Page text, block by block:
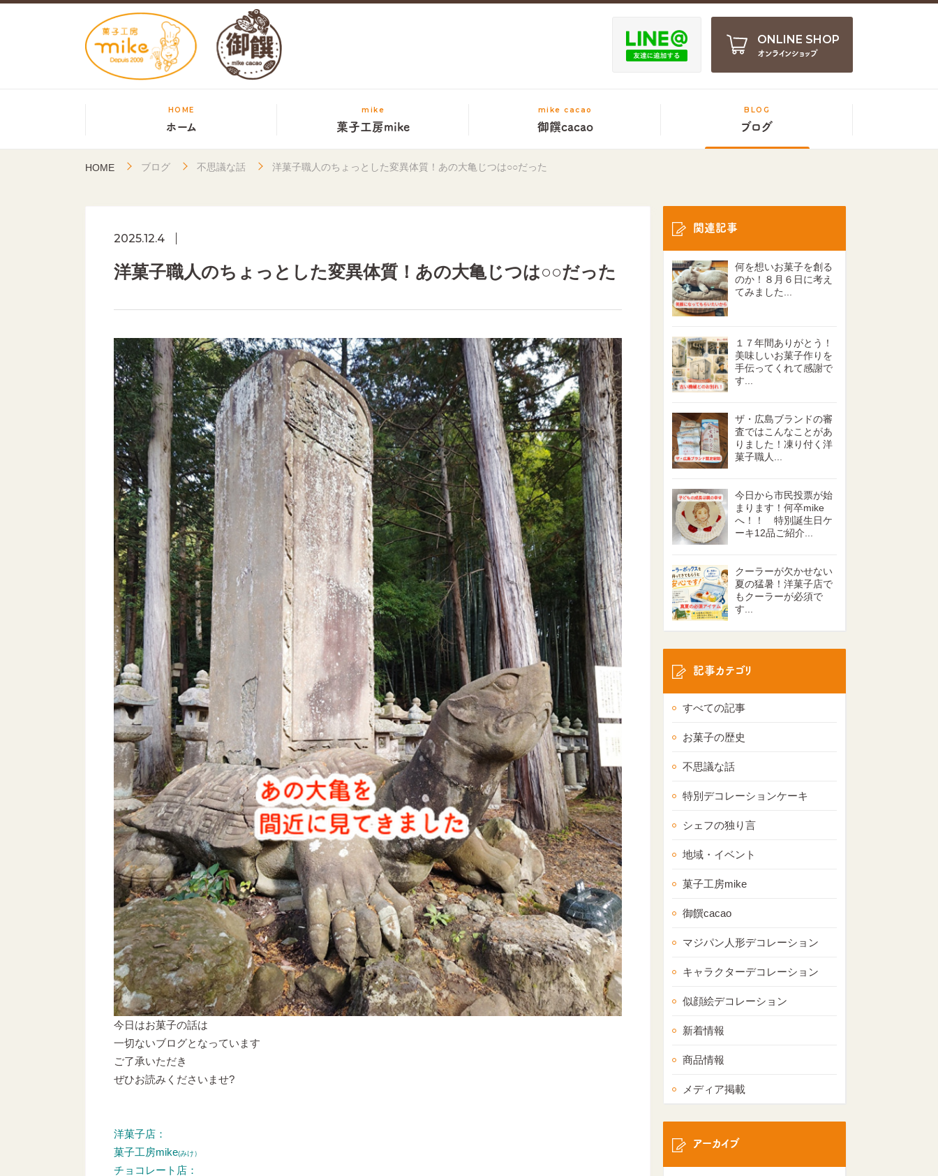
ONLINE SHOP
オンラインショップ
HOME
ホーム
mike
菓子工房mike
mike cacao
御饌cacao
BLOG
ブログ
HOME ブログ 不思議な話 洋菓子職人のちょっとした変異体質！あの大亀じつは○○だった
2025.12.4
洋菓子職人のちょっとした変異体質！あの大亀じつは○○だった
今日はお菓子の話は
一切ないブログとなっています
ご了承いただき
ぜひお読みくださいませ?
洋菓子店：
菓子工房mike(みけ）
チョコレート店：
関連記事
何を想いお菓子を創る
のか！８月６日に考え
てみました...
１７年間ありがとう！
美味しいお菓子作りを
手伝ってくれて感謝で
す...
ザ・広島ブランドの審
査ではこんなことがあ
りました！凍り付く洋
菓子職人...
今日から市民投票が始
まります！何卒mike
へ！！ 特別誕生日ケ
ーキ12品ご紹介...
クーラーが欠かせない
夏の猛暑！洋菓子店で
もクーラーが必須で
す...
記事カテゴリ
すべての記事
お菓子の歴史
不思議な話
特別デコレーションケーキ
シェフの独り言
地域・イベント
菓子工房mike
御饌cacao
マジパン人形デコレーション
キャラクターデコレーション
似顔絵デコレーション
新着情報
商品情報
メディア掲載
アーカイブ